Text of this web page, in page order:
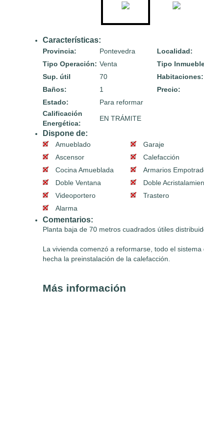
Características:
Provincia: Pontevedra Localidad:
Tipo Operación: Venta Tipo
Sup. útil
70 Habitaciones:
Baños:
1 Precio:
Estado:
Para reformar
Calificación
Energética:
EN TRÁMITE
Dispone de:
Amueblado Garaje
Ascensor
Calefacción
Cocina Amueblada
Armarios
Doble Ventana
Doble
Videoportero
Trastero
Alarma
Comentarios:
Planta baja de 70 metros cuadrados útiles
La vivienda comenzó a reformarse, todo el
hecha la preinstalación de la calefacción.
Más información